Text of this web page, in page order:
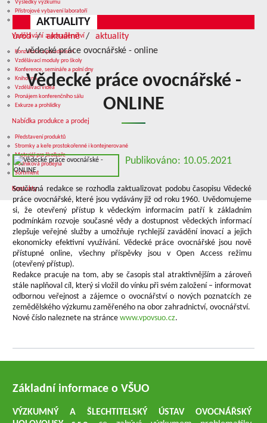
Výsledky výzkumu
Přístrojové vybavení laboratoří
Služby v oblasti výzkumu
Vzdělávání a poradenství
Konzultace a poradenství
Vzdělávací moduly pro školy
Konference, semináře a polní dny
Knihovna
Vzdělávací videa
Pronájem konferenčního sálu
Exkurze a prohlídky
Nabídka produkce a prodej
Představení produktů
Stromky a keře prostokořenné i kontejnerované
Materiál pro školkaře
Podniková prodejna
Sortiment
Kontakty
AKTUALITY
úvod aktuálně
aktuality
vědecké práce ovocnářské - online
Vědecké práce ovocnářské -
ONLINE
Publikováno: 10.05.2021
Současná redakce se rozhodla zaktualizovat podobu časopisu Vědecké
práce ovocnářské, které jsou vydávány již od roku 1960. Uvědomujeme
si, že otevřený přístup k vědeckým informacím patří k základním
podmínkám rozvoje současné vědy a dostupnost vědeckých informací
zlepšuje veřejné služby a umožňuje rychlejší zavádění inovací a jejich
ekonomicky efektivní využívání. Vědecké práce ovocnářské jsou nově
přístupné online, všechny příspěvky jsou v Open Access režimu
(otevřený přístup).
Redakce pracuje na tom, aby se časopis stal atraktivnějším a zároveň
stále naplňoval cíl, který si vložil do vínku při svém založení – informovat
odbornou veřejnost a zájemce o ovocnářství o nových poznatcích ze
zemědělského výzkumu zaměřeného na obor zahradnictví, ovocnářství.
Nové číslo naleznete na stráncewww.vpovsuo.cz.
Základní informace o VŠUO
VÝZKUMNÝ A ŠLECHTITELSKÝ ÚSTAV OVOCNÁŘSKÝ